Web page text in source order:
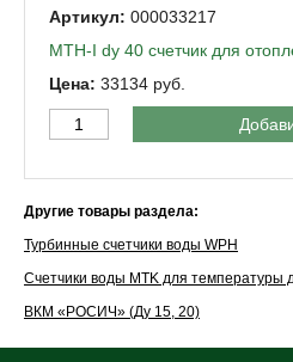
000033217
MTH-I dy 40 счетчик для
33134
Другие товары раздела:
Турбинные счетчики воды WPH
Счетчики воды MTK для температуры
ВКМ «РОСИЧ» (Ду 15, 20)